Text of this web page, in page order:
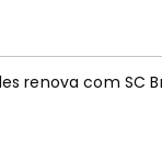
renova com SC